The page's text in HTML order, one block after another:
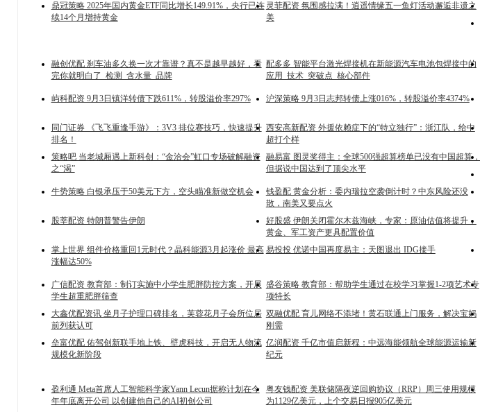
鼎冠策略 2025年国内黄金ETF同比增长149.91%，央行已连
续14个月增持黄金
灵菲配资 氛围感拉满！逍遥情缘五一鱼灯活动邂逅非遗之
美
融创优配 刹车油多久换一次才靠谱？真不是越早越好，看
完你就明白了_检测_含水量_品牌
配多多 智能平台激光焊接机在新能源汽车电池包焊接中的
应用_技术_突破点_核心部件
屿科配资 9月3日镇洋转债下跌611%，转股溢价率297%
沪深策略 9月3日志邦转债上涨016%，转股溢价率4374%
同门证券 《飞飞重逢手游》：3V3 排位赛技巧，快速提升
排名！
西安高新配资 外援依赖症下的“特立独行”：浙江队，给中
超打个样
策略吧 当老城厢遇上新科创：“金洽会”虹口专场破解融资
之“渴”
融易富 图灵奖得主：全球500强超算榜单已没有中国超算，
但据说中国达到了顶尖水平
牛势策略 白银承压于50美元下方，空头瞄准新做空机会
钱盈配 黄金分析：委内瑞拉空袭倒计时？中东风险还没
散，南美又要点火
股莘配资 特朗普警告伊朗
好股盛 伊朗关闭霍尔木兹海峡，专家：原油估值将提升，
黄金、军工资产更具配置价值
掌上世界 组件价格重回1元时代？晶科能源3月起涨价 最高
涨幅达50%
易投投 优诺中国再度易主：天图退出 IDG接手
广信配资 教育部：制订实施中小学生肥胖防控方案，开展
学生超重肥胖筛查
盛谷策略 教育部：帮助学生通过在校学习掌握1-2项艺术专
项特长
大鑫优配资讯 坐月子护理口碑排名，芙蓉花月子会所位居
前列获认可
双融优配 育儿网络不添堵！黄石联通上门服务，解决宝妈
刚需
垒富优配 佑驾创新联手地上铁、壁虎科技，开启无人物流
规模化新阶段
亿润配资 千亿市值启新程：中远海能领航全球能源运输新
纪元
盈利通 Meta首席人工智能科学家Yann Lecun据称计划在今
年年底离开公司 以创建他自己的AI初创公司
粤友钱配资 美联储隔夜逆回购协议（RRP）周三使用规模
为1129亿美元，上个交易日报905亿美元